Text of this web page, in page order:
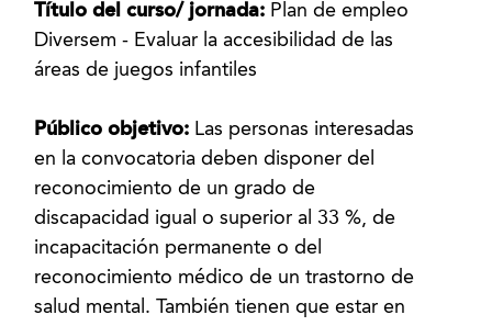
Título del curso/ jornada: Plan de empleo
Diversem - Evaluar la accesibilidad de las
áreas de juegos infantiles
Público objetivo: Las personas interesadas
en la convocatoria deben disponer del
reconocimiento de un grado de
discapacidad igual o superior al 33 %, de
incapacitación permanente o del
reconocimiento médico de un trastorno de
salud mental. También tienen que estar en